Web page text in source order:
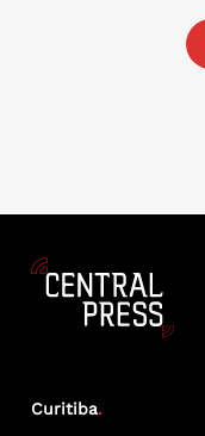
Curitiba.